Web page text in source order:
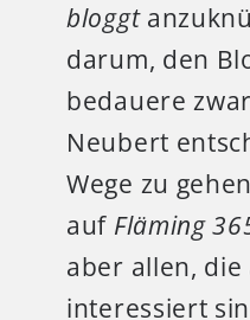
bloggt
darum, den
bedauere
Neubert
Wege zu
auf Fläming
aber allen, die
interessiert